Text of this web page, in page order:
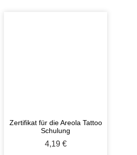
Zertifikat für die Areola Tattoo
Schulung
4,19 €